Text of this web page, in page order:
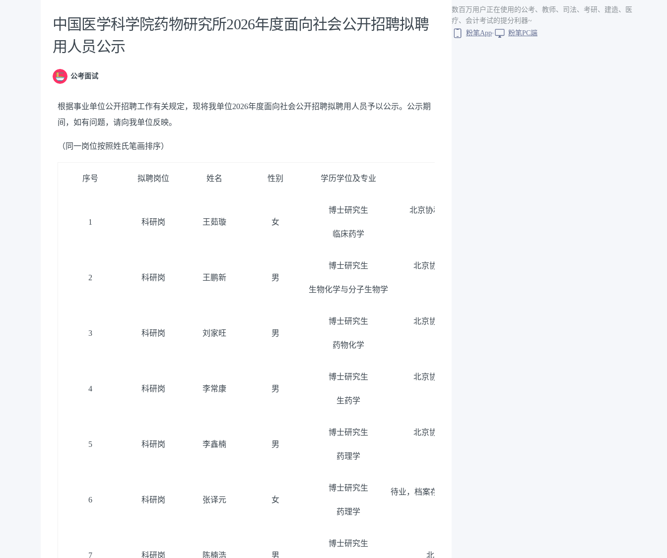
中国医学科学院药物研究所2026年度面向社会公开招聘拟聘
用人员公示
公考面试
根据事业单位公开招聘工作有关规定，现将我单位2026年度面向社会公开招聘拟聘用人员予以公示。公示期
间，如有问题，请向我单位反映。
（同一岗位按照姓氏笔画排序）
序号 拟聘岗位 姓名 性别 学历学位及专业
1 科研岗 王茹璇 女
博士研究生
临床药学
北京协和医学院 北京协和医院
2 科研岗 王鹏新 男
博士研究生
生物化学与分子生物学
北京协和医学院 药物研究所
3 科研岗 刘家旺 男
博士研究生
药物化学
北京协和医学院 药物研究所
4 科研岗 李常康 男
博士研究生
生药学
北京协和医学院 药物研究所
5 科研岗 李鑫楠 男
博士研究生
药理学
北京协和医学院 药物研究所
6 科研岗 张译元 女
博士研究生
药理学
待业，档案存放于昌平区人力资源公共服
7 科研岗 陈楠浩 男
博士研究生
北京大学（博士后）
数百万用户正在使用的公考、教师、司法、考研、建造、医
疗、会计考试的提分利器~
粉笔App
粉笔PC端